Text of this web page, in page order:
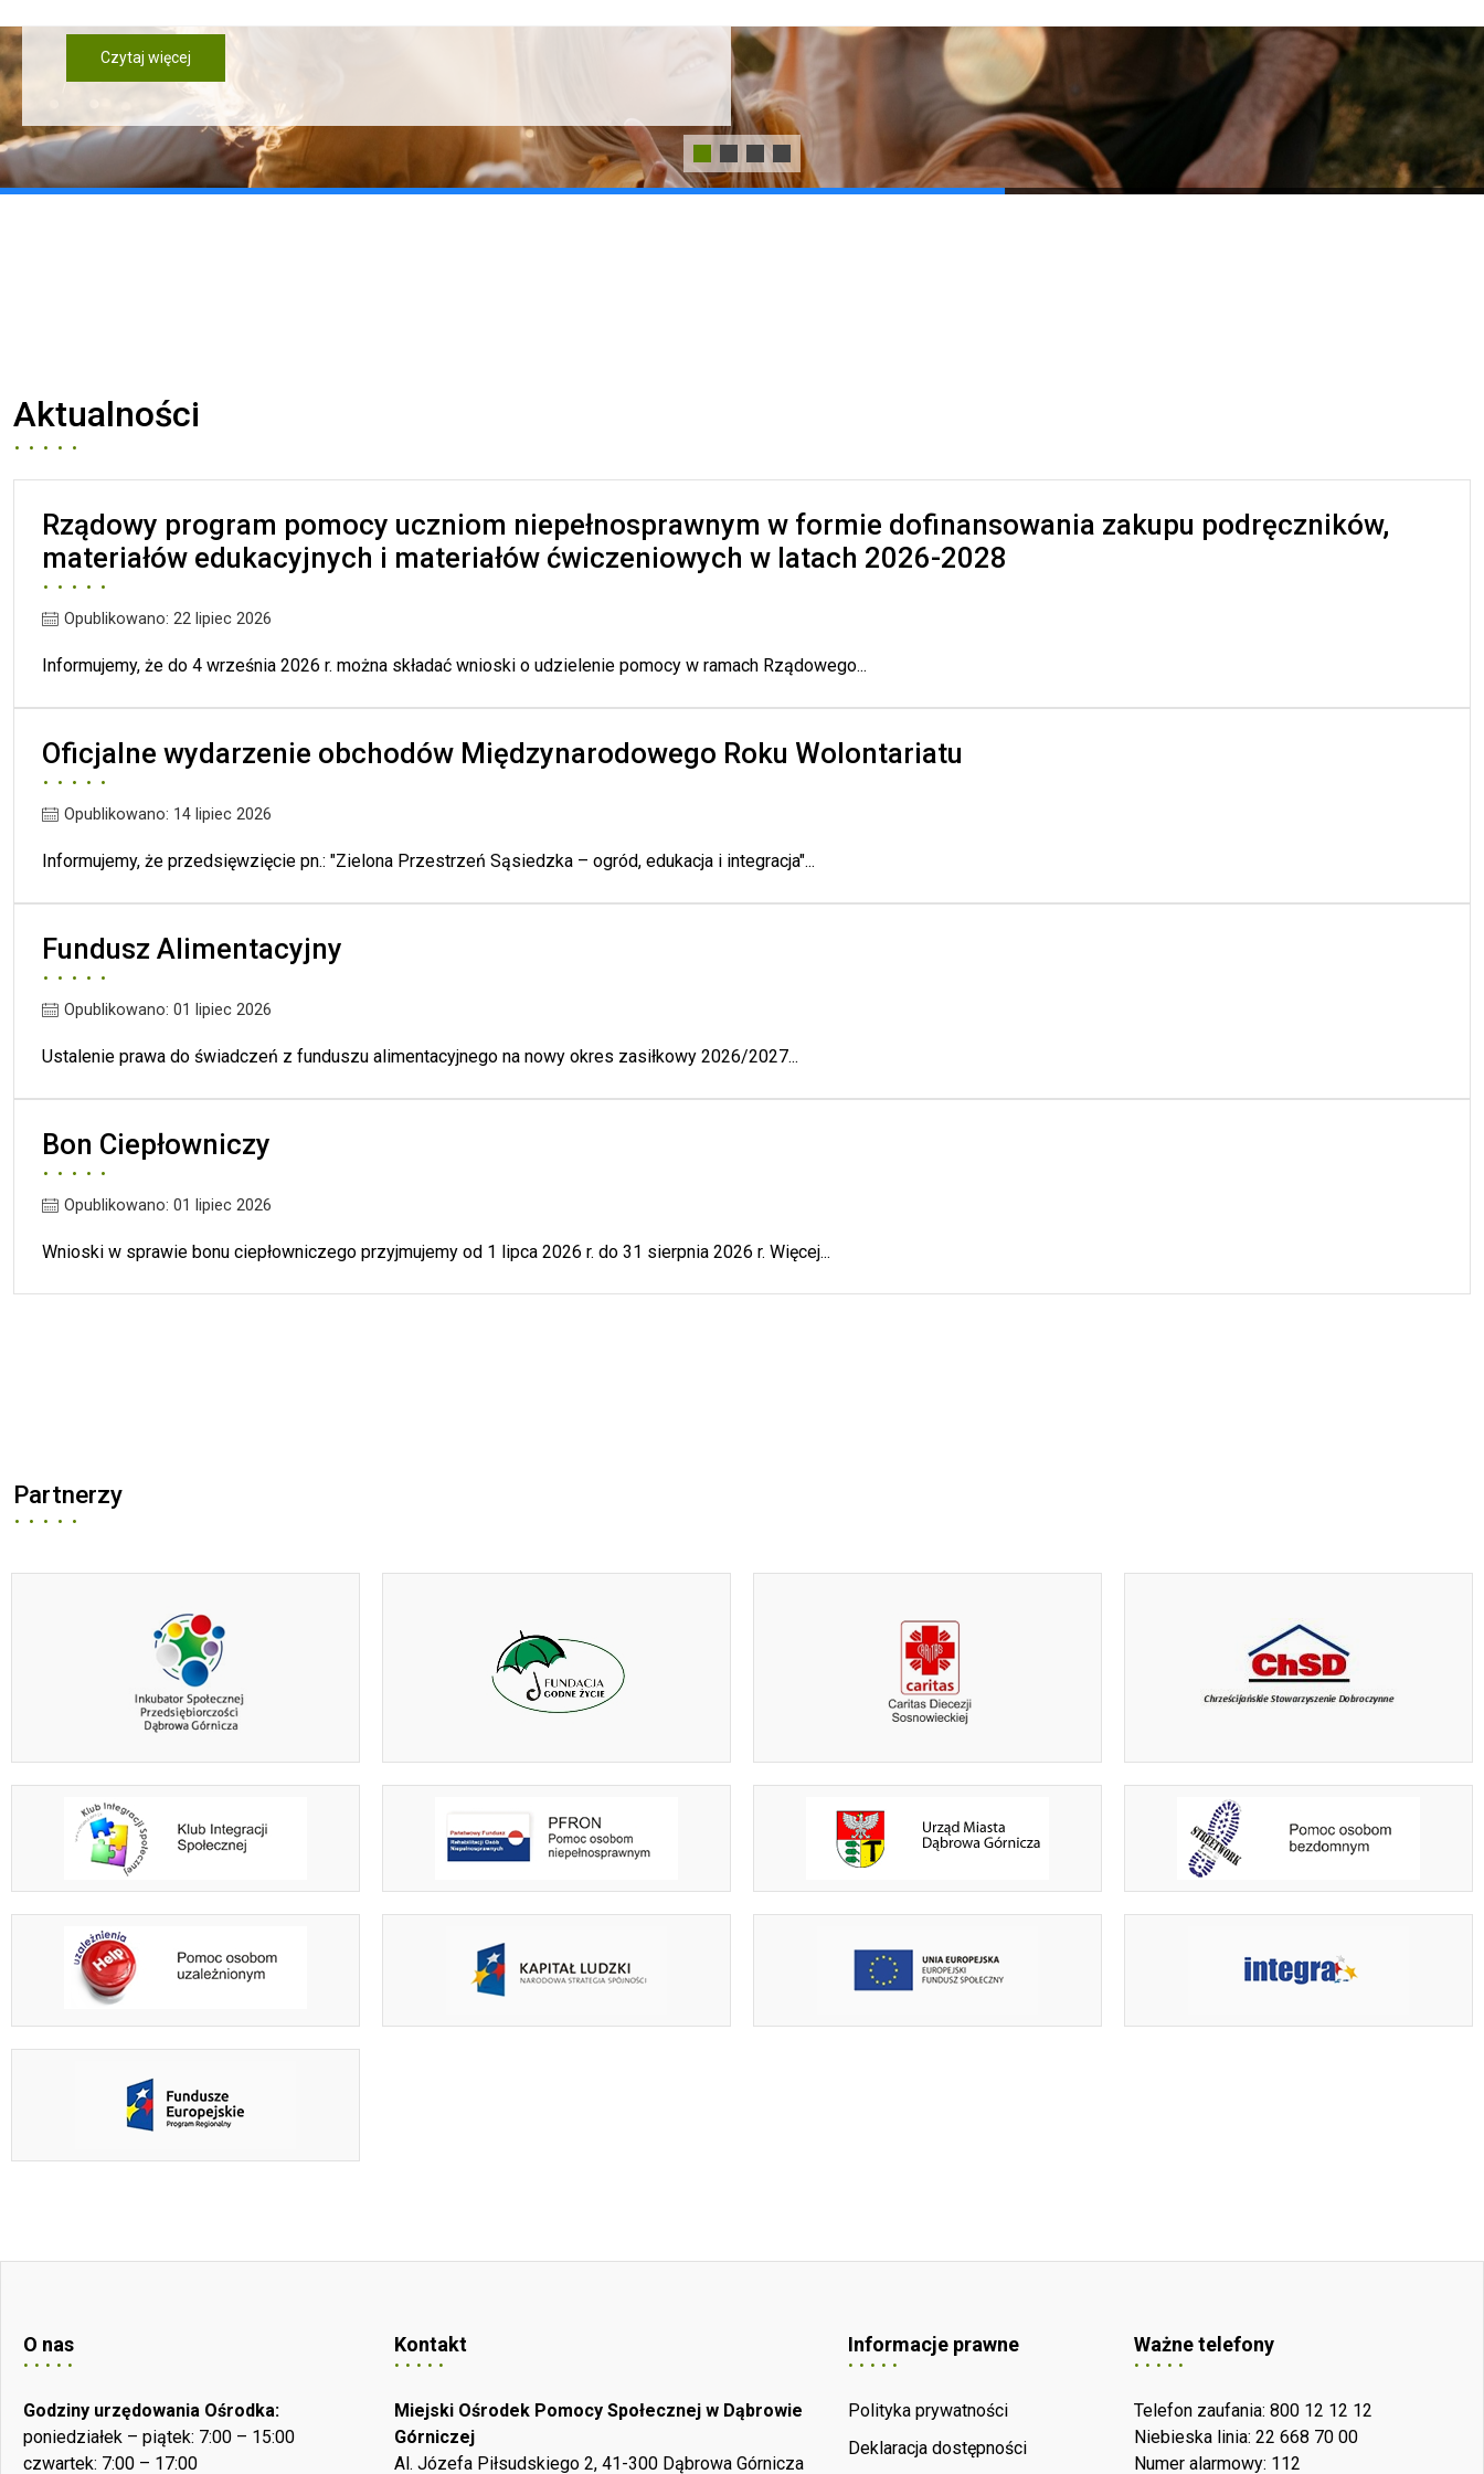
Czytaj więcej
Aktualności
Rządowy program pomocy uczniom niepełnosprawnym w formie dofinansowania zakupu podręczników,
materiałów edukacyjnych i materiałów ćwiczeniowych w latach 2026-2028
Opublikowano: 22 lipiec 2026
Informujemy, że do 4 września 2026 r. można składać wnioski o udzielenie pomocy w ramach Rządowego...
Oficjalne wydarzenie obchodów Międzynarodowego Roku Wolontariatu
Opublikowano: 14 lipiec 2026
Informujemy, że przedsięwzięcie pn.: "Zielona Przestrzeń Sąsiedzka – ogród, edukacja i integracja"...
Fundusz Alimentacyjny
Opublikowano: 01 lipiec 2026
Ustalenie prawa do świadczeń z funduszu alimentacyjnego na nowy okres zasiłkowy 2026/2027...
Bon Ciepłowniczy
Opublikowano: 01 lipiec 2026
Wnioski w sprawie bonu ciepłowniczego przyjmujemy od 1 lipca 2026 r. do 31 sierpnia 2026 r. Więcej...
Partnerzy
O nas
Godziny urzędowania Ośrodka:
poniedziałek – piątek: 7:00 – 15:00
czwartek: 7:00 – 17:00
Kontakt
Miejski Ośrodek Pomocy Społecznej w Dąbrowie
Górniczej
Al. Józefa Piłsudskiego 2, 41-300 Dąbrowa Górnicza
Informacje prawne
Polityka prywatności
Deklaracja dostępności
Ważne telefony
Telefon zaufania: 800 12 12 12
Niebieska linia: 22 668 70 00
Numer alarmowy: 112